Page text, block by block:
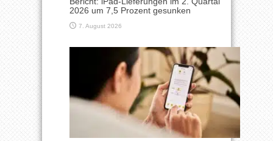
2026 um 7,5 Prozent gesunken
7. August 2026